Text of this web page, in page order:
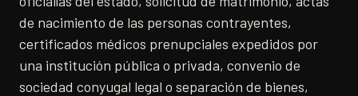
de nacimiento de las personas contrayentes,
certificados médicos prenupciales expedidos por
una institución pública o privada, convenio de
sociedad conyugal legal o separación de bienes,